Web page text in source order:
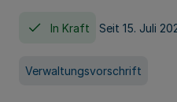
In Kraft Seit 15. Juli
Verwaltungsvorschrift